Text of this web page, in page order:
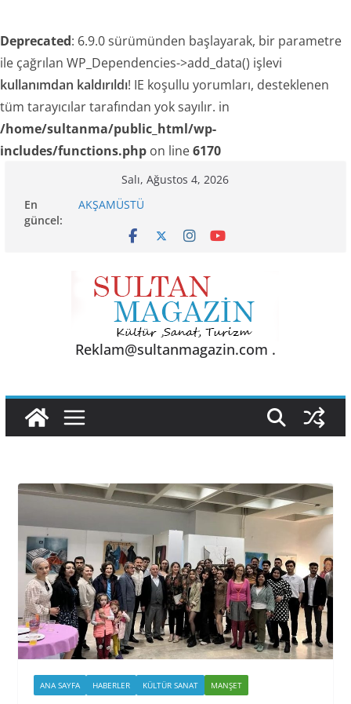
Deprecated: 6.9.0 sürümünden başlayarak, bir parametre
ile çağrılan WP_Dependencies->add_data() işlevi
kullanımdan kaldırıldı! IE koşullu yorumları, desteklenen
tüm tarayıcılar tarafından yok sayılır. in
/home/sultanma/public_html/wp-
includes/functions.php on line6170
content
Salı, Ağustos 4, 2026
En
güncel:
AKŞAMÜSTÜ
VURGUSU
Akgül: “Sanayi esnafı yeni engellerle karşı
karşıya!”
Reklam@sultanmagazin.com .
ANA SAYFA HABERLER KÜLTÜR SANAT MANŞET